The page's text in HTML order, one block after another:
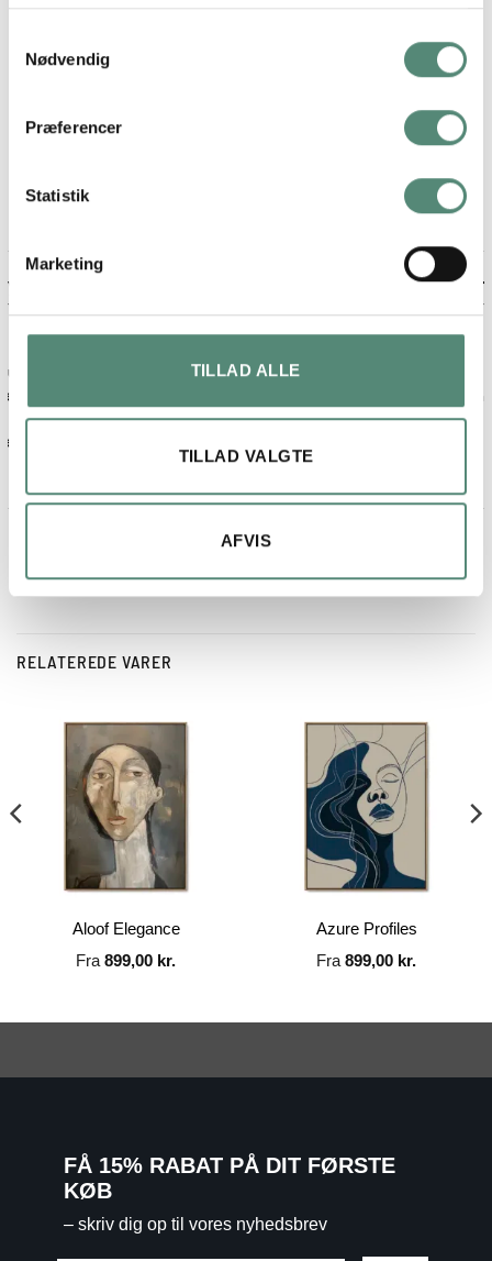
Nødvendig
Præferencer
Statistik
Marketing
TILLAD ALLE
TILLAD VALGTE
AFVIS
ANMELDELSER
Fin billede og ramme.
RELATEREDE VARER
Aloof Elegance
Fra 899,00 kr.
Azure Profiles
Fra 899,00 kr.
FÅ 15% RABAT PÅ DIT FØRSTE
KØB
– skriv dig op til vores nyhedsbrev